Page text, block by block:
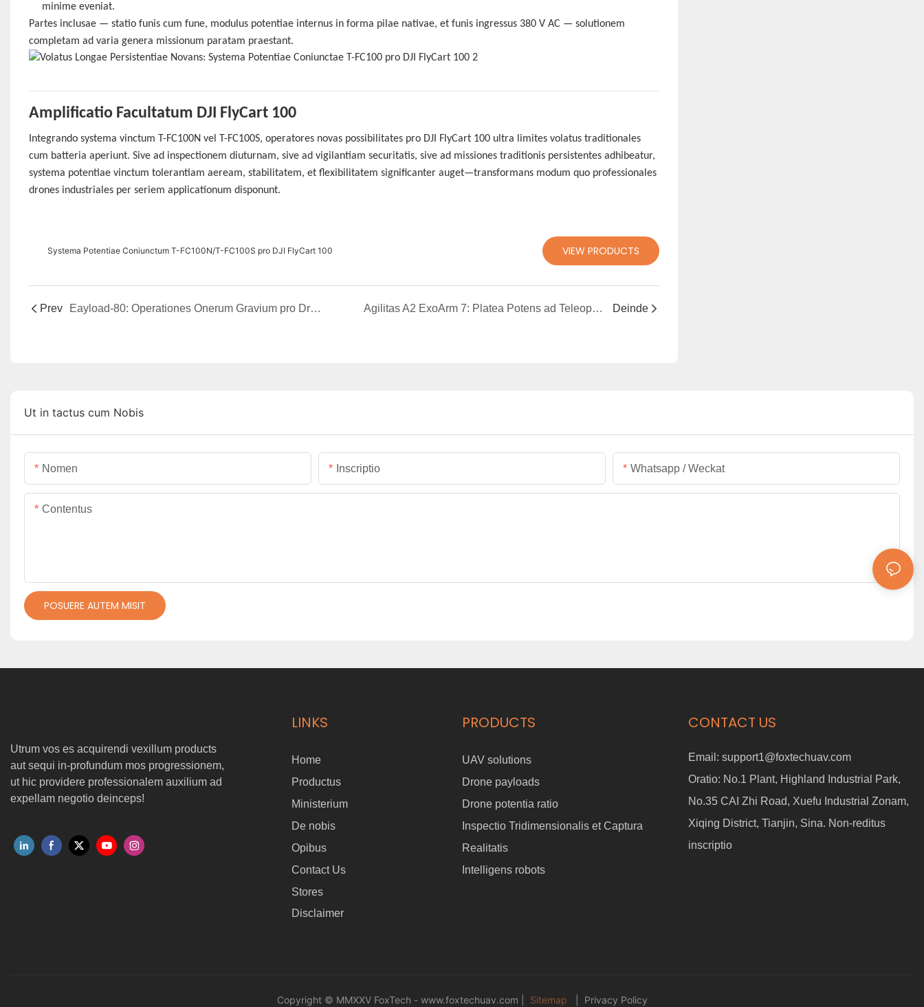
minime eveniat.
Partes inclusae — statio funis cum fune, modulus potentiae internus in forma pilae nativae, et funis ingressus 380 V AC — solutionem
completam ad varia genera missionum paratam praestant.
Amplificatio Facultatum DJI FlyCart 100
Integrando systema vinctum T-FC100N vel T-FC100S, operatores novas possibilitates pro DJI FlyCart 100 ultra limites volatus traditionales
cum batteria aperiunt. Sive ad inspectionem diuturnam, sive ad vigilantiam securitatis, sive ad missiones traditionis persistentes adhibeatur,
systema potentiae vinctum tolerantiam aeream, stabilitatem, et flexibilitatem significanter auget—transformans modum quo professionales
drones industriales per seriem applicationum disponunt.
Systema Potentiae Coniunctum T-FC100N/T-FC100S pro DJI FlyCart 100 VIEW PRODUCTS
Prev Eayload-80: Operationes Onerum Gravium pro Dronis Industrialibus Redifiniens Agilitas A2 ExoArm 7: Platea Potens ad Teleoperationem Bimanualem et Discendi Robotica Deinde
Ut in tactus cum Nobis
Nomen Inscriptio Whatsapp / Weckat
Contentus
POSUERE AUTEM MISIT
Utrum vos es acquirendi vexillum products
aut sequi in-profundum mos progressionem,
ut hic providere professionalem auxilium ad
expellam negotio deinceps!
LINKS
Home
Productus
Ministerium
De nobis
Opibus
Contact Us
Stores
Disclaimer
PRODUCTS
UAV solutions
Drone payloads
Drone potentia ratio
Inspectio Tridimensionalis et Captura
Realitatis
Intelligens robots
CONTACT US
Email: support1@foxtechuav.com
Oratio: No.1 Plant, Highland Industrial Park,
No.35 CAI Zhi Road, Xuefu Industrial Zonam,
Xiqing District, Tianjin, Sina. Non-reditus
inscriptio
Copyright © MMXXV FoxTech - www.foxtechuav.com Sitemap Privacy Policy